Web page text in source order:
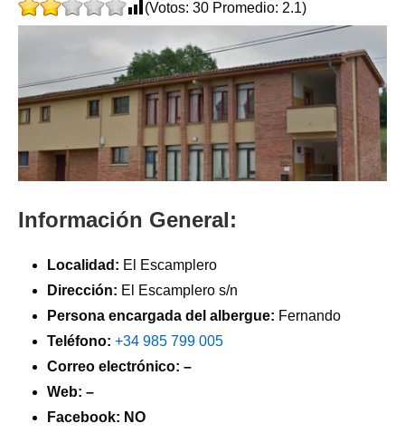
(Votos: 30 Promedio: 2.1)
Información General:
Localidad: El Escamplero
Dirección: El Escamplero s/n
Persona encargada del albergue: Fernando
Teléfono: +34 985 799 005
Correo electrónico: –
Web: –
Facebook: NO